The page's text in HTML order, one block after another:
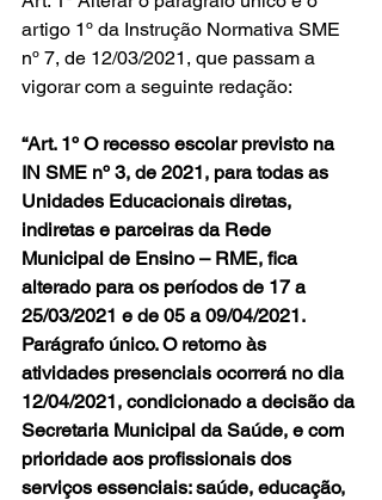
artigo 1º da Instrução Normativa SME
nº 7, de 12/03/2021, que passam a
vigorar com a seguinte redação:
“Art. 1º O recesso escolar previsto na
IN SME nº 3, de 2021, para todas as
Unidades Educacionais diretas,
indiretas e parceiras da Rede
Municipal de Ensino – RME, fica
alterado para os períodos de 17 a
25/03/2021 e de 05 a 09/04/2021.
Parágrafo único. O retorno às
atividades presenciais ocorrerá no dia
12/04/2021, condicionado a decisão da
Secretaria Municipal da Saúde, e com
prioridade aos profissionais dos
serviços essenciais: saúde, educação,